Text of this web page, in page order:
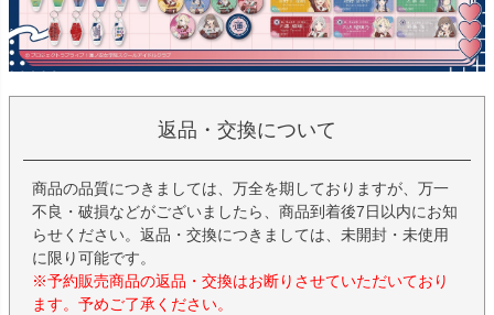
返品・交換について
商品の品質につきましては、万全を期しておりますが、万一
不良・破損などがございましたら、商品到着後7日以内にお知
らせください。返品・交換につきましては、未開封・未使用
に限り可能です。
※予約販売商品の返品・交換はお断りさせていただいており
ます。予めご了承ください。